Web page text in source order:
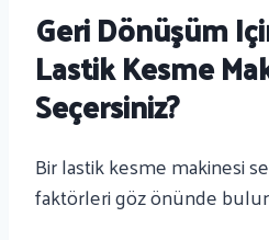
Geri Dönüşüm
Lastik Kesme
Seçersiniz?
Bir lastik kesme makinesi
faktörleri göz önünde